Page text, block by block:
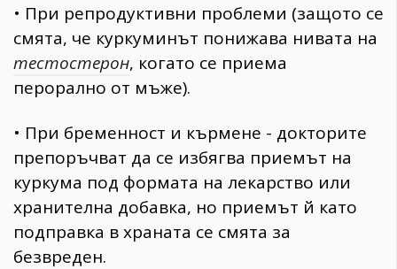
• При репродуктивни проблеми (защото се
смята, че куркуминът понижава нивата на
тестостерон, когато се приема
перорално от мъже).
• При бременност и кърмене - докторите
препоръчват да се избягва приемът на
куркума под формата на лекарство или
хранителна добавка, но приемът й като
подправка в храната се смята за
безвреден.